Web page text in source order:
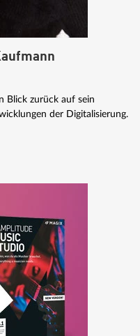
Blick zurück auf sein
der Digitalisierung.